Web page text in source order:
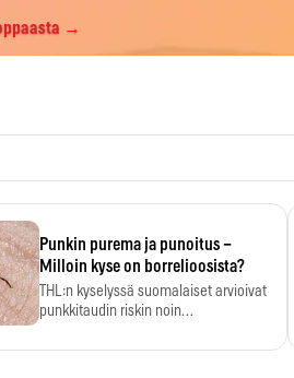
→
Punkin purema ja punoitus –
Milloin kyse on borrelioosista?
THL:n kyselyssä suomalaiset arvioivat
punkkitaudin riskin noin